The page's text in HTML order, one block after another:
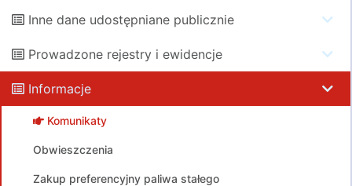
Inne dane udostępniane publicznie
Prowadzone rejestry i ewidencje
Informacje
Komunikaty
Obwieszczenia
Zakup preferencyjny paliwa stałego